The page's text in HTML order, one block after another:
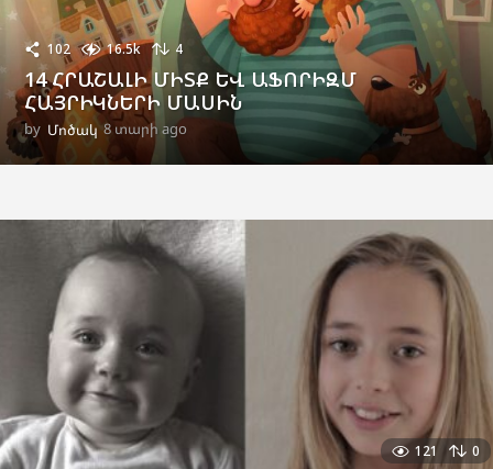
102 16.5k 4
14 ՀՐԱՇԱԼԻ ՄԻՏՔ ԵՎ ԱՖՈՐԻԶՄ
ՀԱՅՐԻԿՆԵՐԻ ՄԱՍԻՆ
by Մոծակ 8 տարի ago
ա
a
g
o
121 0